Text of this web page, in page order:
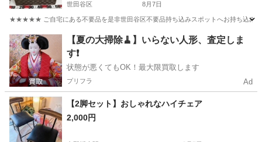
世田谷区 8月7日
★★★★★ ご自宅にある不要品を是非世田谷区不要品持ち込みスポットへお持ち込みし
東京 世田谷区 収納家具 バスケット
【夏の大掃除🧹】いらない人形、査定しま
す❗️
状態が悪くてもOK！最大限買取します
プリフラ Ad
【2脚セット】おしゃれなハイチェア
2,000円